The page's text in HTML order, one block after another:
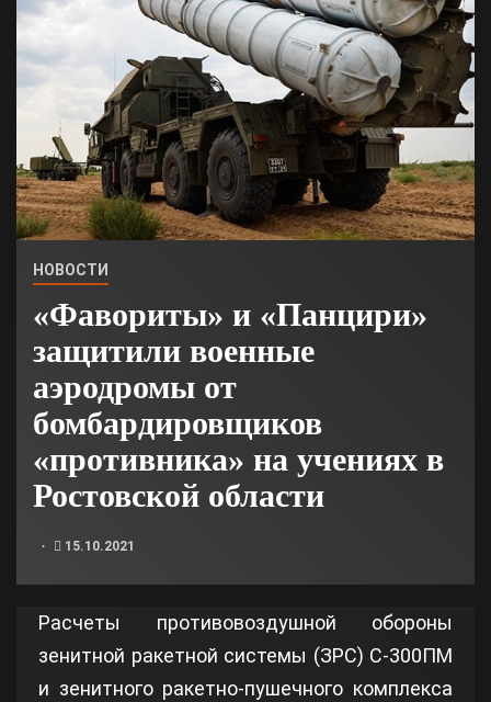
НОВОСТИ
«Фавориты» и «Панцири»
защитили военные
аэродромы от
бомбардировщиков
«противника» на учениях в
Ростовской области
15.10.2021
Расчеты противовоздушной обороны
зенитной ракетной системы (ЗРС) С-300ПМ
и зенитного ракетно-пушечного комплекса